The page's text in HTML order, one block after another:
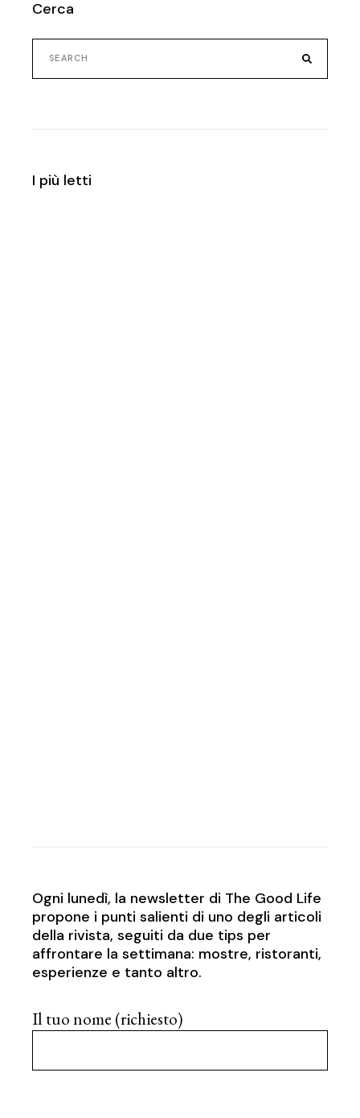
Cerca
Search
for:
I più letti
Ogni lunedì, la newsletter di The Good Life
propone i punti salienti di uno degli articoli
della rivista, seguiti da due tips per
affrontare la settimana: mostre, ristoranti,
esperienze e tanto altro.
Il tuo nome (richiesto)